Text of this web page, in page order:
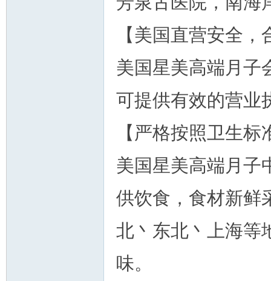
【美国直营安全
美国星美高端月子
可提供有效的营
【严格按照卫生
美国星美高端月子
供饮食，食材新鲜
北丶东北丶上海等
味。